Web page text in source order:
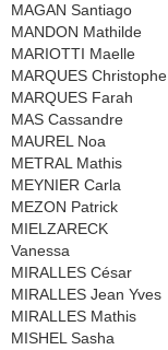
MAGAN Santiago
MANDON Mathilde
MARIOTTI Maelle
MARQUES Christophe
MARQUES Farah
MAS Cassandre
MAUREL Noa
METRAL Mathis
MEYNIER Carla
MEZON Patrick
MIELZARECK
Vanessa
MIRALLES César
MIRALLES Jean Yves
MIRALLES Mathis
MISHEL Sasha